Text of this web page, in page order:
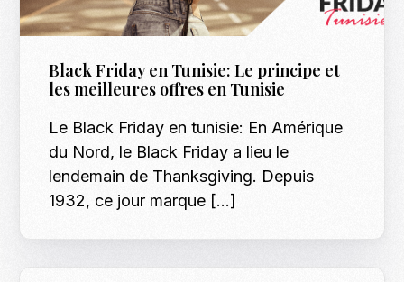
Black Friday en Tunisie: Le principe et
les meilleures offres en Tunisie
Le Black Friday en tunisie: En Amérique
du Nord, le Black Friday a lieu le
lendemain de Thanksgiving. Depuis
1932, ce jour marque […]